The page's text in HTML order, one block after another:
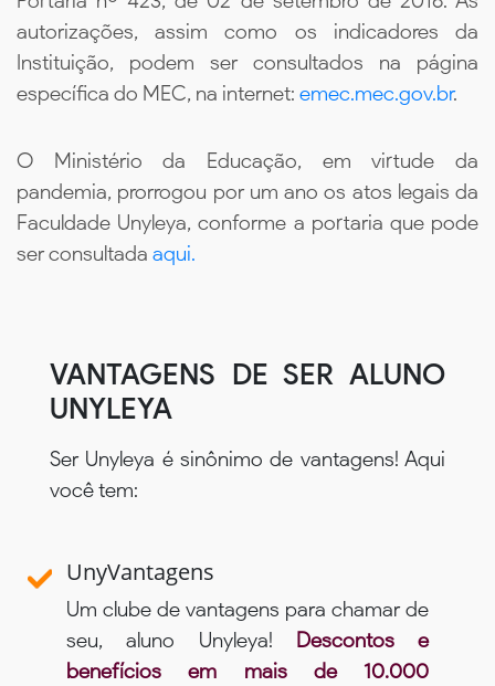
autorizações, assim como os indicadores da
Instituição, podem ser consultados na página
específica do MEC, na internet: emec.mec.gov.br.
O Ministério da Educação, em virtude da
pandemia, prorrogou por um ano os atos legais da
Faculdade Unyleya, conforme a portaria que pode
ser consultada aqui.
VANTAGENS DE SER ALUNO
UNYLEYA
Ser Unyleya é sinônimo de vantagens! Aqui
você tem:
UnyVantagens
Um clube de vantagens para chamar de
seu, aluno Unyleya! Descontos e
benefícios em mais de 10.000